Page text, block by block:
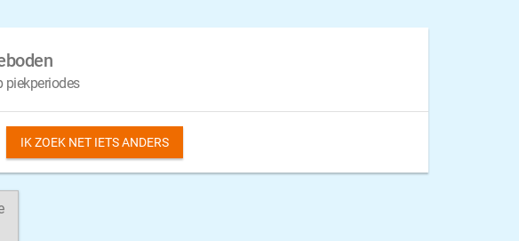
piekperiodes
IK ZOEK NET IETS ANDERS